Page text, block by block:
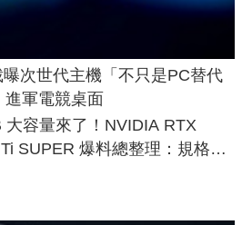
次世代主機「不只是PC替代
軍電競桌面
大容量來了！NVIDIA RTX
SUPER 爆料總整理：規格、